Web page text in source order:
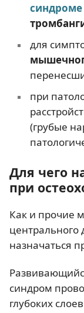
для
при
(грубые
Для чего
при
Как и прочие
назначаться
синдром
глубоких